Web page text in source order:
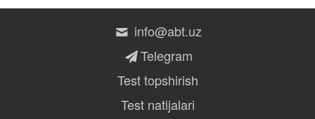
info@abt.uz
Telegram
Test topshirish
Test natijalari